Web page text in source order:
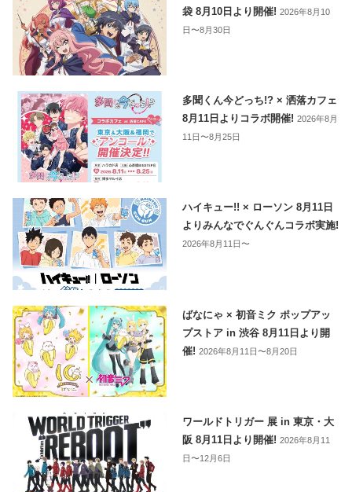
袋 8月10日より開催!2026年8月10
日〜8月30日
多聞くん今どっち!? × 洒落カフェ
8月11日よりコラボ開催!2026年8月
11日〜8月25日
ハイキュー!! × ローソン 8月11日
よりみんなでぐんぐんコラボ実施!
2026年8月11日〜
ばなにゃ × 初音ミク ポップアッ
プストア in 渋谷 8月11日より開
催!2026年8月11日〜8月20日
ワールドトリガー 展 in 東京・大
阪 8月11日より開催!2026年8月11
日〜12月6日